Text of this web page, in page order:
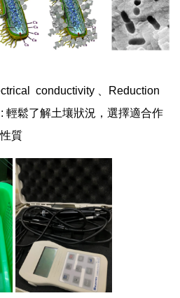
conductivity 、Reduction
輕鬆了解土壤狀況，選擇適合作
質